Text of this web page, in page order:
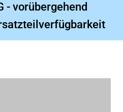
- vorübergehend